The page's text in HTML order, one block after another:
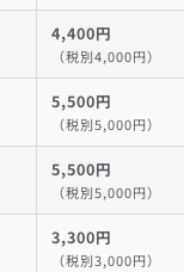
4,400円
（税別4,000円）
5,500円
（税別5,000円）
5,500円
（税別5,000円）
3,300円
（税別3,000円）